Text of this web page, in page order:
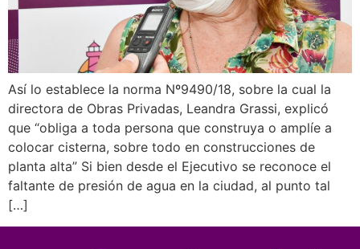
Así lo establece la norma Nº9490/18, sobre la cual la
directora de Obras Privadas, Leandra Grassi, explicó
que “obliga a toda persona que construya o amplíe a
colocar cisterna, sobre todo en construcciones de
planta alta” Si bien desde el Ejecutivo se reconoce el
faltante de presión de agua en la ciudad, al punto tal
[…]